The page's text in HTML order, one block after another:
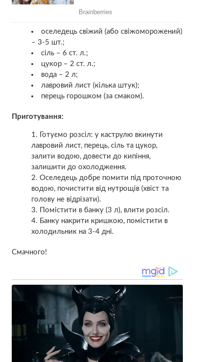
оселедець свіжий (або свіжоморожений)
– 3-5 шт.;
сіль – 6 ст. л.;
цукор – 2 ст. л.;
вода – 2 л;
лавровий лист (кілька штук);
перець горошком (за смаком).
Приготування:
Готуємо розсіл: у каструлю вкинути
лавровий лист, перець, сіль та цукор,
залити водою, довести до кипіння,
залишити до охолодження.
Оселедець добре помити під проточною
водою, почистити від нутрощів (хвіст та
голову не відрізати).
Помістити в банку (3 л), влити розсіл.
Банку накрити кришкою, помістити в
холодильник на 3-4 дні.
Смачного!